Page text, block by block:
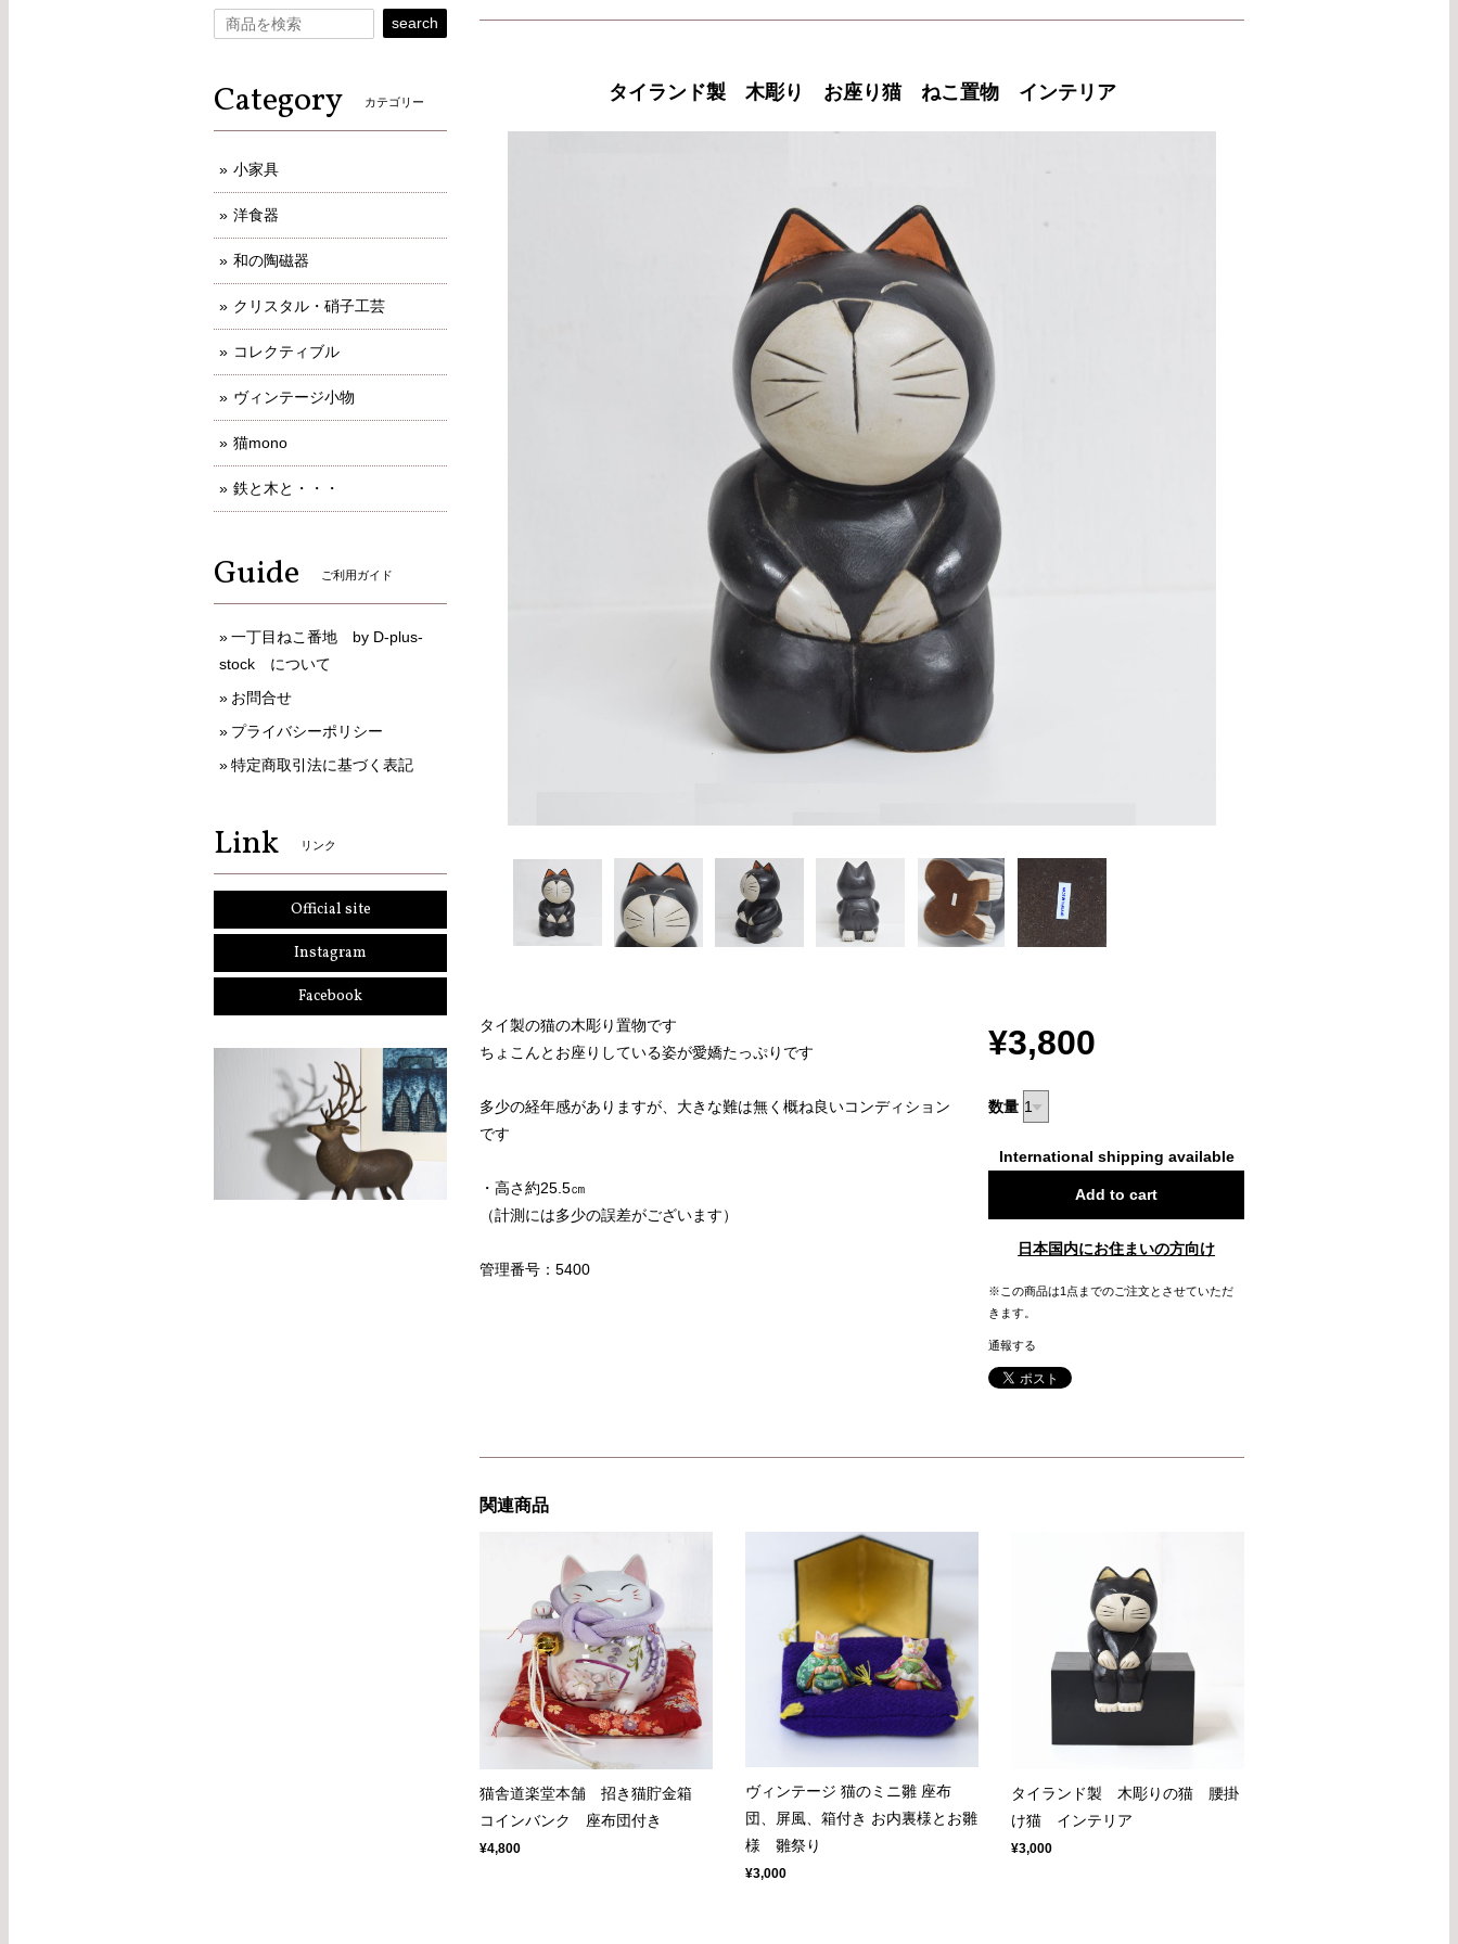
タイランド製 木彫り お座り猫 ねこ置物 インテリア
タイ製の猫の木彫り置物です
ちょこんとお座りしている姿が愛嬌たっぷりです
多少の経年感がありますが、大きな難は無く概ね良いコンディション
です
・高さ約25.5㎝
（計測には多少の誤差がございます）
管理番号：5400
¥3,800
数量
International shipping available
Add to cart
日本国内にお住まいの方向け
※この商品は1点までのご注文とさせていただ
きます。
通報する
関連商品
猫舎道楽堂本舗 招き猫貯金箱
コインバンク 座布団付き
¥4,800
ヴィンテージ 猫のミニ雛 座布
団、屏風、箱付き お内裏様とお雛
様 雛祭り
¥3,000
タイランド製 木彫りの猫 腰掛
け猫 インテリア
¥3,000
search
Category カテゴリー
小家具
洋食器
和の陶磁器
クリスタル・硝子工芸
コレクティブル
ヴィンテージ小物
猫mono
鉄と木と・・・
Guide ご利用ガイド
一丁目ねこ番地 by D-plus-
stock について
お問合せ
プライバシーポリシー
特定商取引法に基づく表記
Link リンク
Official site
Instagram
Facebook